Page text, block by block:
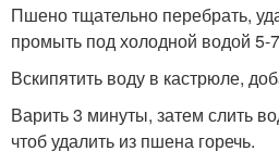
Пшено тщательно перебрать,
промыть под холодной водой 5-
Вскипятить воду в кастрюле,
Варить 3 минуты, затем слить
чтоб удалить из пшена горечь.